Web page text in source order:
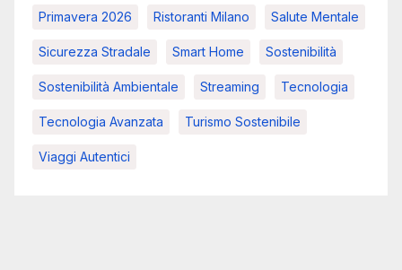
Primavera 2026 Ristoranti Milano Salute Mentale
Sicurezza Stradale Smart Home Sostenibilità
Sostenibilità Ambientale Streaming Tecnologia
Tecnologia Avanzata Turismo Sostenibile
Viaggi Autentici